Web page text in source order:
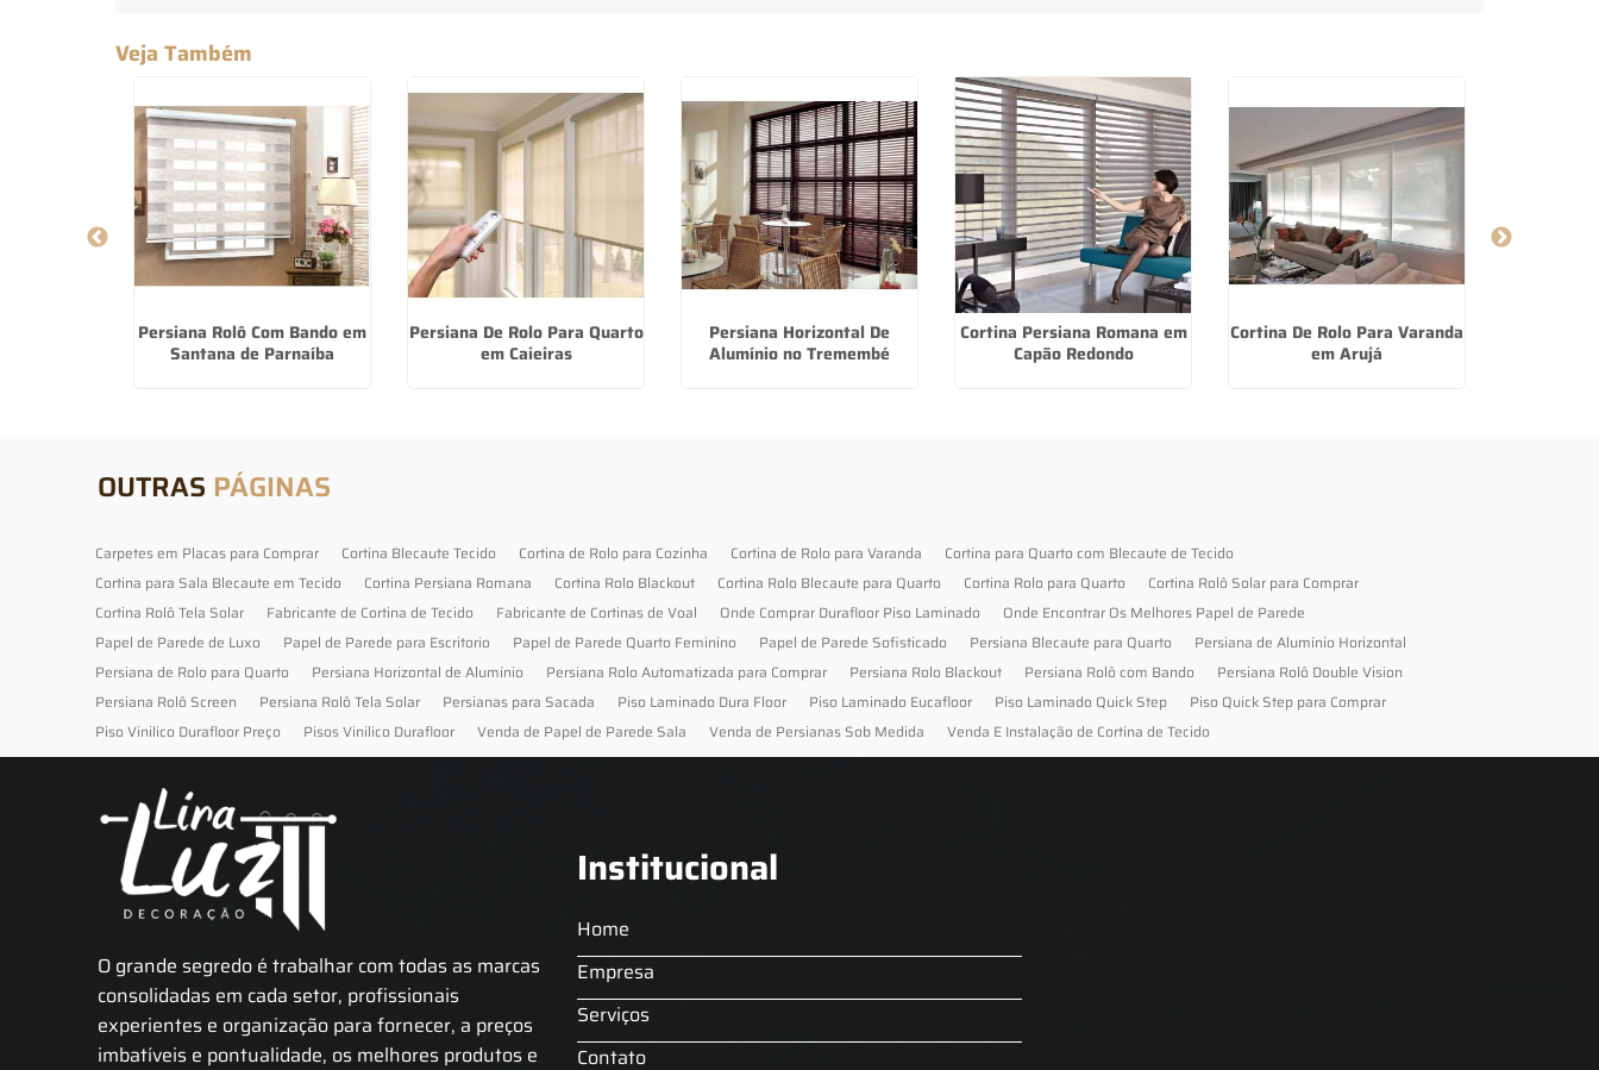
Veja Também
Persiana Rolô Com Bando em
Santana de Parnaíba
Persiana De Rolo Para Quarto
em Caieiras
Persiana Horizontal De
Alumínio no Tremembé
Cortina Persiana Romana em
Capão Redondo
Cortina De Rolo Para Varanda
em Arujá
OUTRAS PÁGINAS
Carpetes em Placas para Comprar Cortina Blecaute Tecido Cortina de Rolo para Cozinha Cortina de Rolo para Varanda
Cortina para Quarto com Blecaute de Tecido
Cortina para Sala Blecaute em Tecido
Cortina Persiana Romana Cortina Rolo Blackout Cortina Rolo Blecaute para Quarto Cortina Rolo para Quarto
Cortina Rolô Solar para Comprar
Cortina Rolô Tela Solar
Fabricante de Cortina de Tecido Fabricante de Cortinas de Voal Onde Comprar Durafloor Piso Laminado
Onde Encontrar Os Melhores Papel de Parede
Papel de Parede de Luxo
Papel de Parede para Escritorio Papel de Parede Quarto Feminino Papel de Parede Sofisticado Persiana Blecaute para Quarto
Persiana de Alumínio Horizontal
Persiana de Rolo para Quarto
Persiana Horizontal de Alumínio Persiana Rolo Automatizada para Comprar Persiana Rolo Blackout Persiana Rolô com Bando
Persiana Rolô Double Vision
Persiana Rolô Screen
Persiana Rolô Tela Solar Persianas para Sacada Piso Laminado Dura Floor Piso Laminado Eucafloor Piso Laminado Quick Step
Piso Quick Step para Comprar
Piso Vinilico Durafloor Preço
Pisos Vinilico Durafloor Venda de Papel de Parede Sala Venda de Persianas Sob Medida Venda E Instalação de Cortina de Tecido
O grande segredo é trabalhar com todas as marcas
consolidadas em cada setor, profissionais
experientes e organização para fornecer, a preços
imbatíveis e pontualidade, os melhores produtos e
Institucional
Home
Empresa
Serviços
Contato